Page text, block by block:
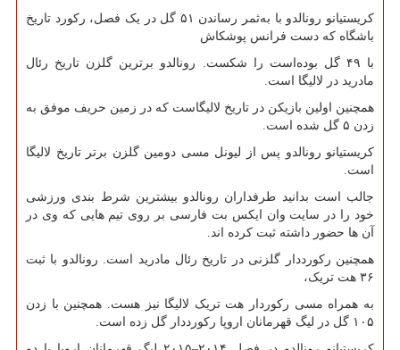
کریستیانو رونالدو با به‌ثمر رساندن ۵۱ گل در یک فصل، رکورد تاریخ
باشگاه که دست فرانس پوشکاش
با ۴۹ گل بوده‌است را شکست. رونالدو برترین گلزن تاریخ رئال
مادرید در لالیگا است.
همچنین اولین بازیکن در تاریخ لالیگاست که در زمین حریف موفق به
زدن ۵ گل شده است.
کریستیانو رونالدو پس از لیونل مسی دومین گلزن برتر تاریخ لالیگا
است.
جالب است بدانید طرفداران رونالدو بیشترین شرط بندی ورزشی
خود را در سایت وان ایکس بت فارسی بر روی تیم هایی که وی در
آن ها حضور داشته ثبت کرده اند.
همچنین رکورددار گلزنی در تاریخ رئال مادرید است. رونالدو با ثبت
۳۶ هت تریک،
به همراه مسی رکوردار هت تریک لالیگا نیز هست. همچنین با زدن
۱۰۵ گل در لیگ قهرمانان اروپا رکورددار گل زده است.